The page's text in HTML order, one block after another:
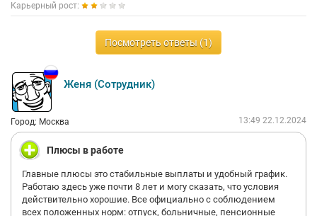
Карьерный рост:
Посмотреть ответы (1)
Женя (Сотрудник)
Город: Москва 13:49 22.12.2024
Плюсы в работе
Главные плюсы это стабильные выплаты и удобный график.
Работаю здесь уже почти 8 лет и могу сказать, что условия
действительно хорошие. Все официально с соблюдением
всех положенных норм: отпуск, больничные, пенсионные